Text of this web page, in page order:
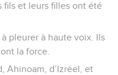
fils et leurs filles ont été
pleurer à haute voix. Ils
la force.
Ahinoam, d’Izréel, et